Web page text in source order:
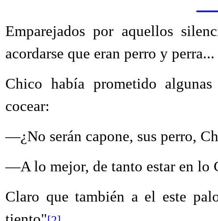
Emparejados por aquellos
acordarse que eran perro y
Chico había prometido
cocear:
—¿No serán capone, sus perro,
—A lo mejor, de tanto estar en lo
Claro que también a el este